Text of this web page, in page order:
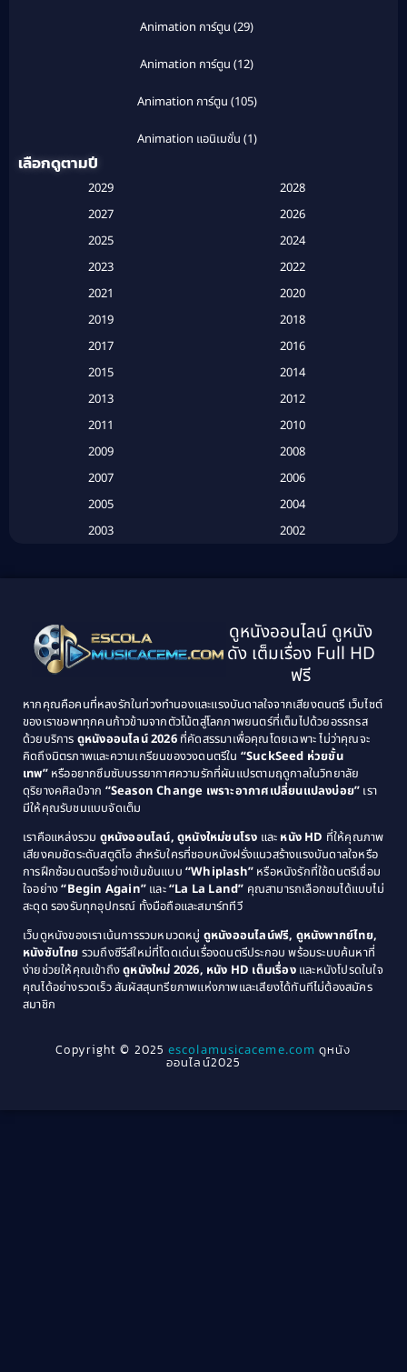
Animation การ์ตูน (29)
Animation การ์ตูน (12)
Animation การ์ตูน (105)
Animation แอนิเมชั่น (1)
Based on a True Story สร้างจากเรื่องจริง(2)
Based on a True Story เรื่องจริง (20)
(134)
Classic หนังคลาสสิก(21)
Classic หนังคลาสสิก(25)
Comedy ตลก(46)
Comedy ตลก(515)
Coming of Age ก้าวพ้นวัย(1)
Coming-of-Age(3)
Community(1)
Crime อาชญากรรม(78)
Cult Film(4)
เลือกดูตามปี
2029
2028
2027
2026
2025
2024
2023
2022
2021
2020
2019
2018
2017
2016
2015
2014
2013
2012
2011
2010
2009
2008
2007
2006
2005
2004
2003
2002
1995
1994
1993
1992
1989
1988
1987
1986
1985
1984
1983
1982
1979
1978
1976
1975
1974
1971
1970
1969
1968
1964
1963
1940
ดูหนังออนไลน์ ดูหนัง
ดัง เต็มเรื่อง Full HD
ฟรี
หากคุณคือคนที่หลงรักในท่วงทำนองและแรงบันดาลใจจากเสียงดนตรี เว็บไซต์
ของเราขอพาทุกคนก้าวข้ามจากตัวโน้ตสู่โลกภาพยนตร์ที่เต็มไปด้วยอรรถรส
ด้วยบริการ ดูหนังออนไลน์ 2026ที่คัดสรรมาเพื่อคุณโดยเฉพาะ ไม่ว่าคุณจะ
คิดถึงมิตรภาพและความเกรียนของวงดนตรีใน “SuckSeed ห่วยขั้น
เทพ”หรืออยากซึมซับบรรยากาศความรักที่ผันแปรตามฤดูกาลในวิทยาลัย
ดุริยางคศิลป์จาก “Season Change เพราะอากาศเปลี่ยนแปลงบ่อย” เรา
มีให้คุณรับชมแบบจัดเต็ม
เราคือแหล่งรวม ดูหนังออนไลน์, ดูหนังใหม่ชนโรง และ หนัง HD ที่ให้คุณภาพ
เสียงคมชัดระดับสตูดิโอ สำหรับใครที่ชอบหนังฝรั่งแนวสร้างแรงบันดาลใจหรือ
การฝึกซ้อมดนตรีอย่างเข้มข้นแบบ “Whiplash” หรือหนังรักที่ใช้ดนตรีเชื่อม
ใจอย่าง“Begin Again” และ“La La Land” คุณสามารถเลือกชมได้แบบไม่
สะดุด รองรับทุกอุปกรณ์ ทั้งมือถือและสมาร์ททีวี
เว็บดูหนังของเราเน้นการรวมหมวดหมู่ ดูหนังออนไลน์ฟรี, ดูหนังพากย์ไทย,
หนังซับไทย รวมถึงซีรีส์ใหม่ที่โดดเด่นเรื่องดนตรีประกอบ พร้อมระบบค้นหาที่
ง่ายช่วยให้คุณเข้าถึงดูหนังใหม่ 2026, หนัง HD เต็มเรื่องและหนังโปรดในใจ
คุณได้อย่างรวดเร็ว สัมผัสสุนทรียภาพแห่งภาพและเสียงได้ทันทีไม่ต้องสมัคร
สมาชิก
Copyright © 2025escolamusicaceme.com ดูหนัง
ออนไลน์2025